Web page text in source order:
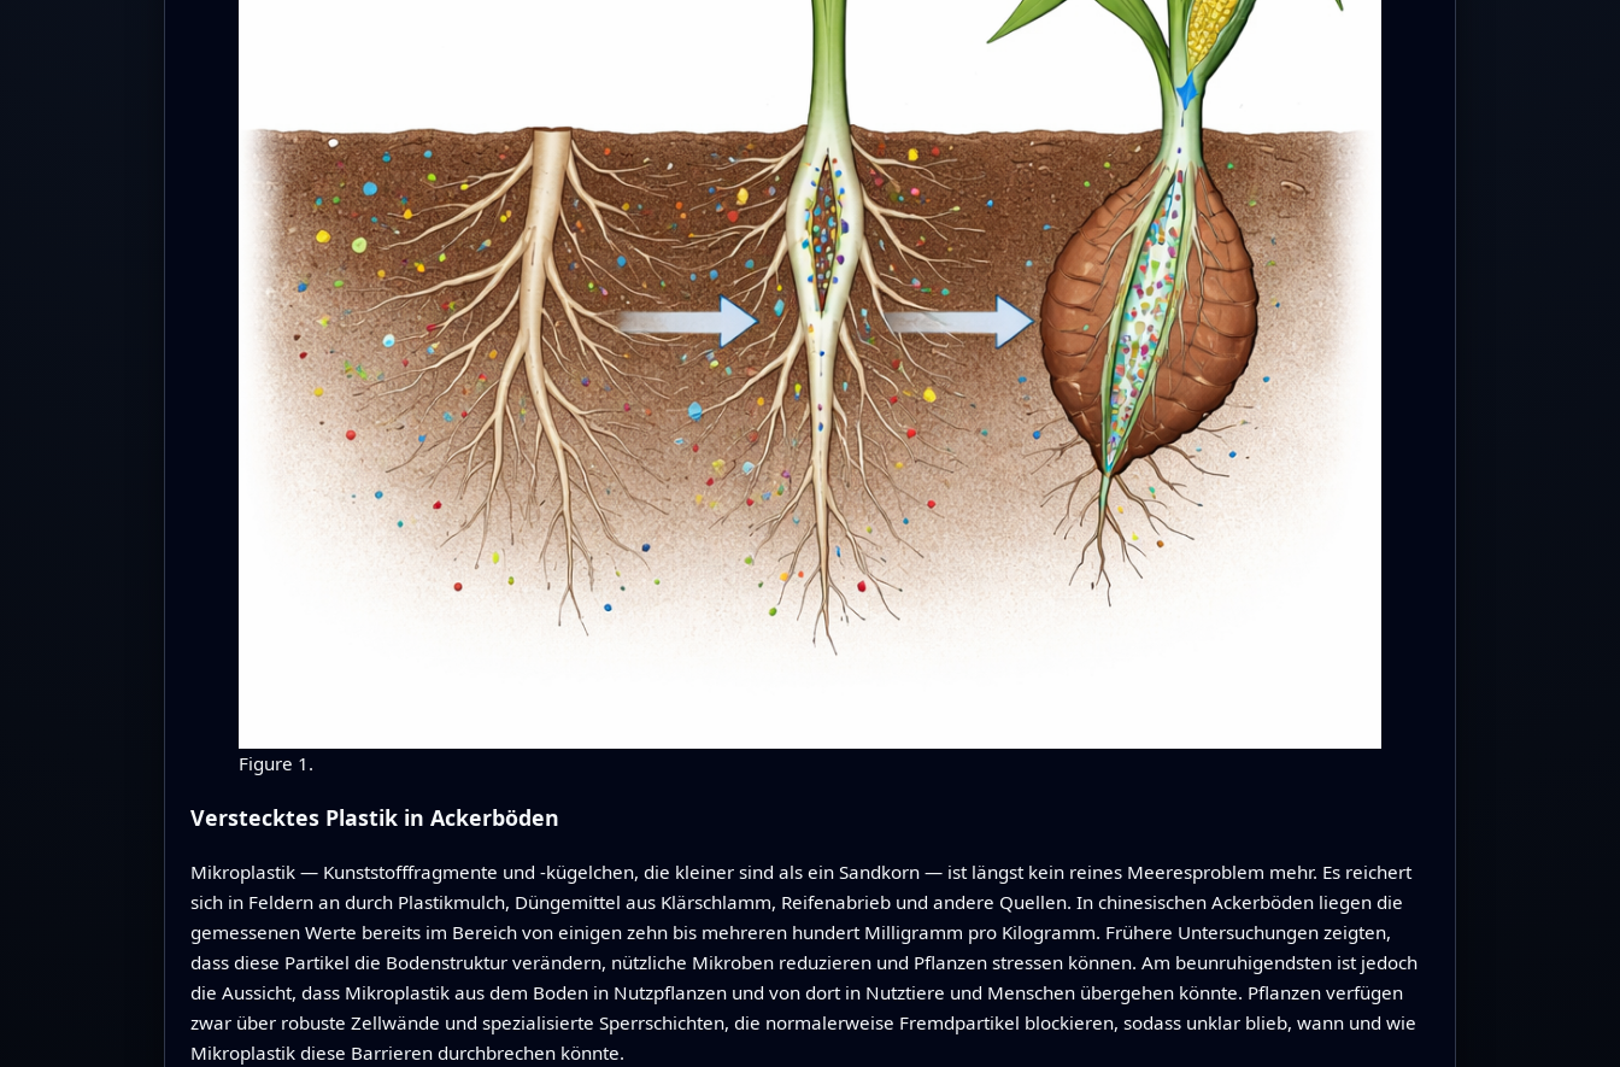
Figure 1.
Verstecktes Plastik in Ackerböden
Mikroplastik — Kunststofffragmente und -kügelchen, die kleiner sind als ein Sandkorn — ist längst kein reines Meeresproblem mehr. Es reichert
sich in Feldern an durch Plastikmulch, Düngemittel aus Klärschlamm, Reifenabrieb und andere Quellen. In chinesischen Ackerböden liegen die
gemessenen Werte bereits im Bereich von einigen zehn bis mehreren hundert Milligramm pro Kilogramm. Frühere Untersuchungen zeigten,
dass diese Partikel die Bodenstruktur verändern, nützliche Mikroben reduzieren und Pflanzen stressen können. Am beunruhigendsten ist jedoch
die Aussicht, dass Mikroplastik aus dem Boden in Nutzpflanzen und von dort in Nutztiere und Menschen übergehen könnte. Pflanzen verfügen
zwar über robuste Zellwände und spezialisierte Sperrschichten, die normalerweise Fremdpartikel blockieren, sodass unklar blieb, wann und wie
Mikroplastik diese Barrieren durchbrechen könnte.